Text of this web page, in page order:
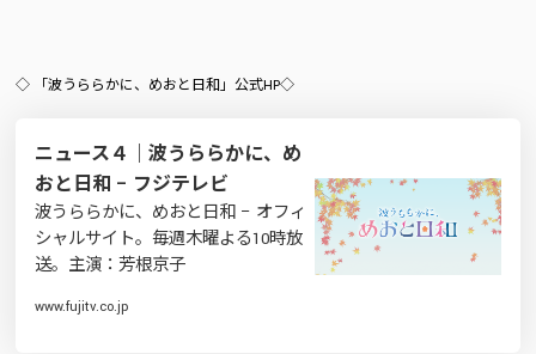
◇ 「波うららかに、めおと日和」公式HP◇
ニュース４｜波うららかに、め
おと日和 – フジテレビ
波うららかに、めおと日和 – オフィ
シャルサイト。毎週木曜よる10時放
送。主演：芳根京子
www.fujitv.co.jp